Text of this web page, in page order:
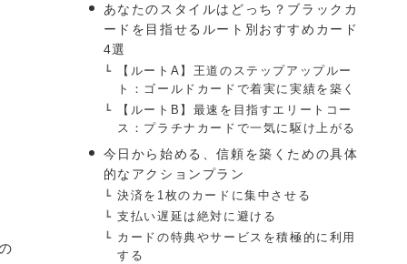
あなたのスタイルはどっち？ブラックカ
ードを目指せるルート別おすすめカード
4選
【ルートA】王道のステップアップルー
ト：ゴールドカードで着実に実績を築く
【ルートB】最速を目指すエリートコー
ス：プラチナカードで一気に駆け上がる
今日から始める、信頼を築くための具体
的なアクションプラン
決済を1枚のカードに集中させる
支払い遅延は絶対に避ける
カードの特典やサービスを積極的に利用
する